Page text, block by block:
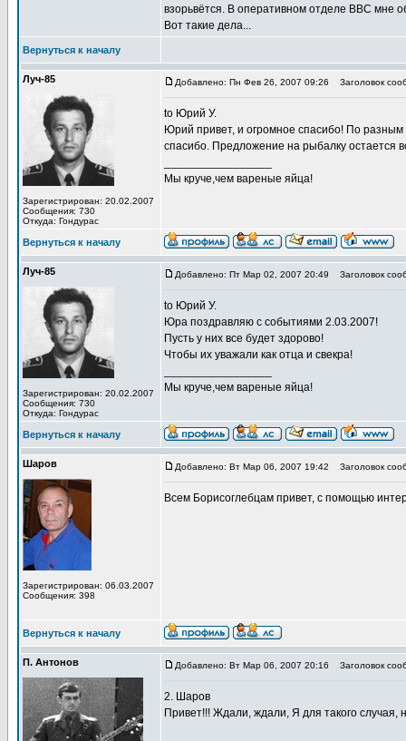
взорьвётся. В оперативном отделе ВВС мне
Вот такие дела...
Вернуться к началу
Луч-85
Зарегистрирован: 20.02.2007
Сообщения: 730
Откуда: Гондурас
Добавлено: Пн Фев 26, 2007 09:26 Заголовок
to Юрий У.
Юрий привет, и огромное спасибо! По
спасибо. Предложение на рыбалку остается
Мы круче,чем вареные яйца!
Вернуться к началу
Луч-85
Зарегистрирован: 20.02.2007
Сообщения: 730
Откуда: Гондурас
Добавлено: Пт Мар 02, 2007 20:49 Заголовок
to Юрий У.
Юра поздравляю с событиями 2.03.2007!
Пусть у них все будет здорово!
Чтобы их уважали как отца и свекра!
Мы круче,чем вареные яйца!
Вернуться к началу
Шаров
Зарегистрирован: 06.03.2007
Сообщения: 398
Добавлено: Вт Мар 06, 2007 19:42 Заголовок
Всем Борисоглебцам привет, с помощью
Вернуться к началу
П. Антонов Добавлено: Вт Мар 06, 2007 20:16 Заголовок
2. Шаров
Привет!!! Ждали, ждали, Я для такого